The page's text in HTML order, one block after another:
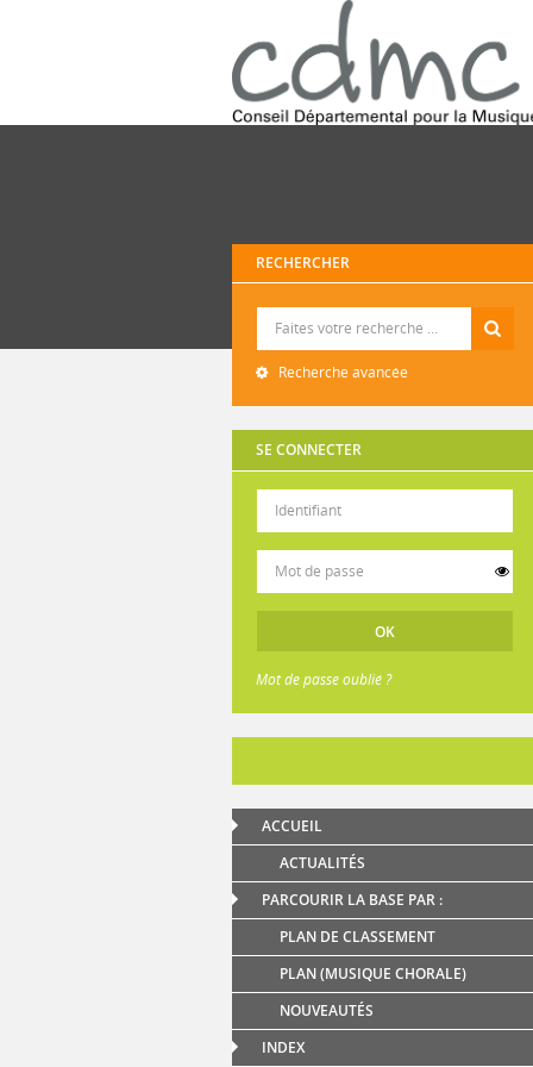
RECHERCHER
Recherche avancée
SE CONNECTER
Mot de passe oublié ?
ACCUEIL
ACTUALITÉS
PARCOURIR LA BASE PAR :
PLAN DE CLASSEMENT
PLAN (MUSIQUE CHORALE)
NOUVEAUTÉS
INDEX